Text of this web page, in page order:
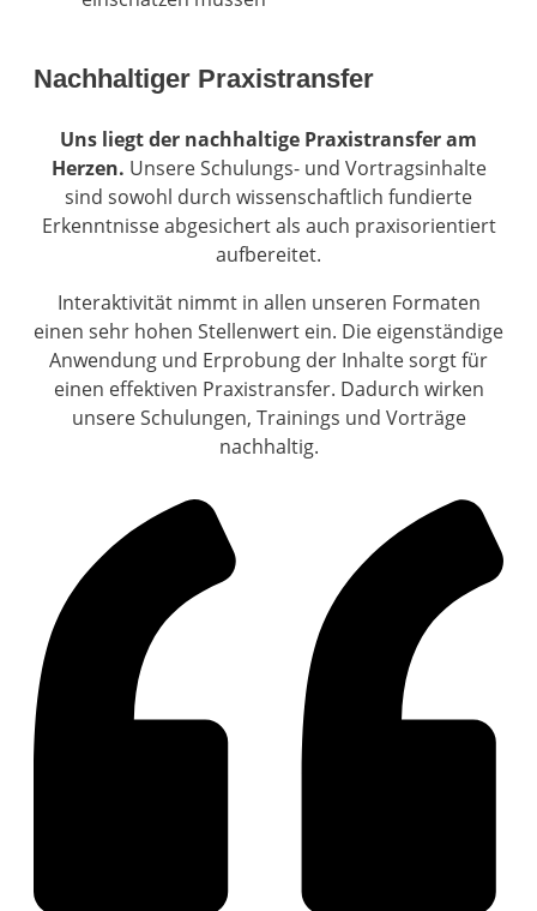
Nachhaltiger Praxistransfer
Uns liegt der nachhaltige Praxistransfer am
Herzen. Unsere Schulungs- und Vortragsinhalte
sind sowohl durch wissenschaftlich fundierte
Erkenntnisse abgesichert als auch praxisorientiert
aufbereitet.
Interaktivität nimmt in allen unseren Formaten
einen sehr hohen Stellenwert ein. Die eigenständige
Anwendung und Erprobung der Inhalte sorgt für
einen effektiven Praxistransfer. Dadurch wirken
unsere Schulungen, Trainings und Vorträge
nachhaltig.